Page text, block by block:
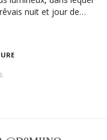
nuit et jour de…